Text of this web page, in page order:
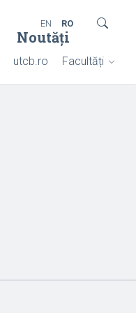
Noutăți
utcb.ro Facultăți
EN RO